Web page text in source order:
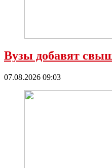
Вузы добавят
07.08.2026 09:03